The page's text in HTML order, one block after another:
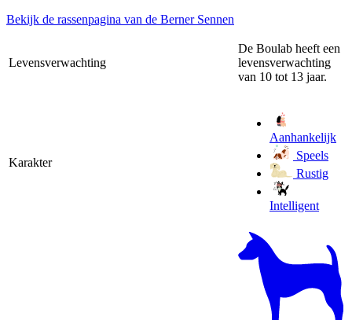
Bekijk de rassenpagina van de Berner Sennen
Levensverwachting
De Boulab heeft een
levensverwachting
van 10 tot 13 jaar.
Karakter
Aanhankelijk
Speels
Rustig
Intelligent